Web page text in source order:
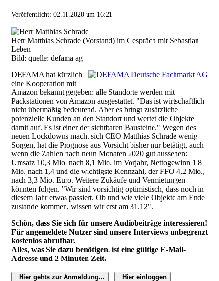
Veröffentlicht: 02.11.2020 um 16:21
Herr Matthias Schrade (Vorstand) im Gespräch mit Sebastian
Leben
Bild: quelle: defama ag
DEFAMA hat kürzlich
eine Kooperation mit
Amazon bekannt gegeben: alle Standorte werden mit
Packstationen von Amazon ausgestattet. "Das ist wirtschaftlich
nicht übermäßig bedeutend. Aber es bringt zusätzliche
potenzielle Kunden an den Standort und wertet die Objekte
damit auf. Es ist einer der sichtbaren Bausteine." Wegen des
neuen Lockdowns macht sich CEO Matthias Schrade wenig
Sorgen, hat die Prognose aus Vorsicht bisher nur betätigt, auch
wenn die Zahlen nach neun Monaten 2020 gut aussehen:
Umsatz 10,3 Mio. nach 8,1 Mio. im Vorjahr, Nettogewinn 1,8
Mio. nach 1,4 und die wichtigste Kennzahl, der FFO 4,2 Mio.,
nach 3,3 Mio. Euro. Weitere Zukäufe und Vermietungen
könnten folgen. "Wir sind vorsichtig optimistisch, dass noch in
diesem Jahr etwas passiert. Ob und wie viele Objekte am Ende
zustande kommen, wissen wir erst am 31.12".
Schön, dass Sie sich für unsere Audiobeiträge interessieren!
Für angemeldete Nutzer sind unsere Interviews unbegrenzt
kostenlos abrufbar.
Alles, was Sie dazu benötigen, ist eine gültige E-Mail-
Adresse und 2 Minuten Zeit.
Hier gehts zur Anmeldung... Hier einloggen